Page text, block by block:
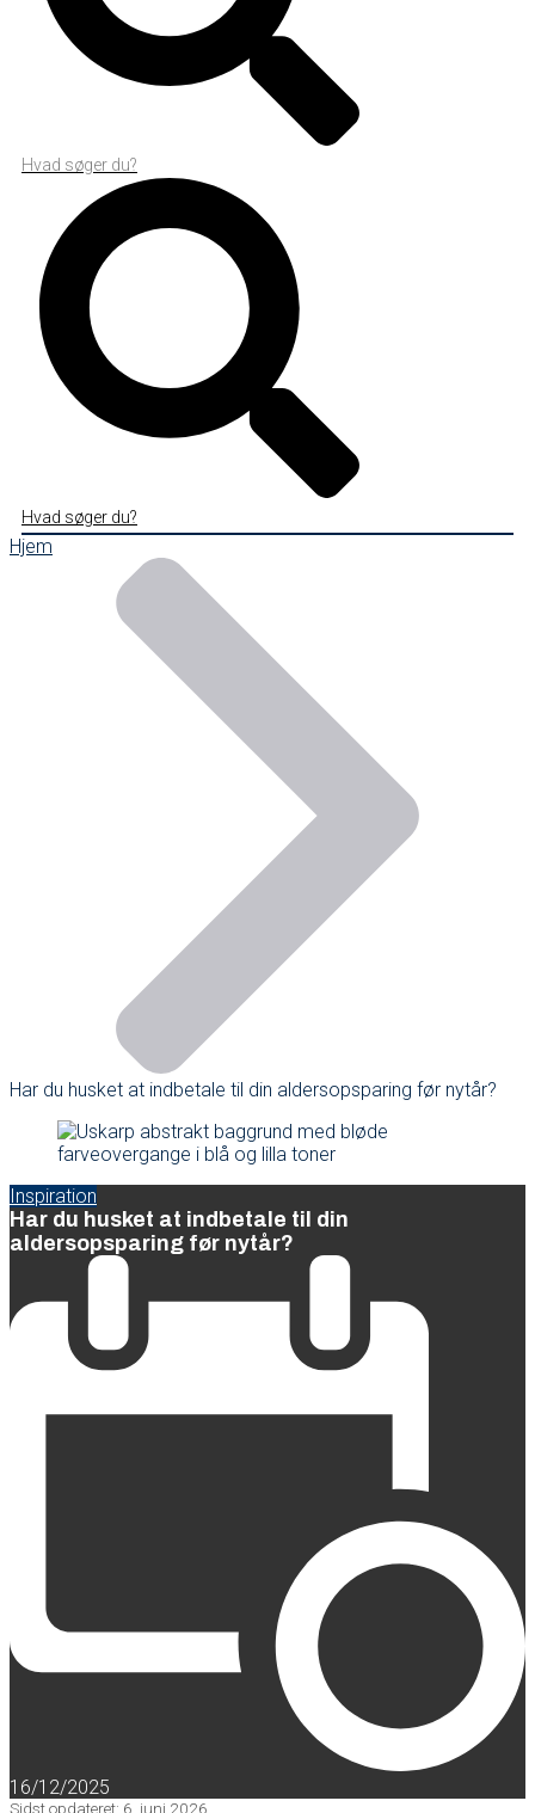
Hvad søger du?
Hvad søger du?
Hjem
Har du husket at indbetale til din aldersopsparing før nytår?
Inspiration
Har du husket at indbetale til din
aldersopsparing før nytår?
16/12/2025
Sidst opdateret: 6. juni 2026